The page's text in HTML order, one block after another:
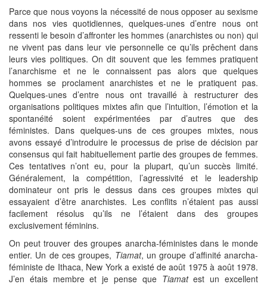
Parce que nous voyons la nécessité de nous opposer au sexisme
dans nos vies quotidiennes, quelques-unes d’entre nous ont
ressenti le besoin d’affronter les hommes (anarchistes ou non) qui
ne vivent pas dans leur vie personnelle ce qu’ils prêchent dans
leurs vies politiques. On dit souvent que les femmes pratiquent
l’anarchisme et ne le connaissent pas alors que quelques
hommes se proclament anarchistes et ne le pratiquent pas.
Quelques-unes d’entre nous ont travaillé à restructurer des
organisations politiques mixtes afin que l’intuition, l’émotion et la
spontanéité soient expérimentées par d’autres que des
féministes. Dans quelques-uns de ces groupes mixtes, nous
avons essayé d’introduire le processus de prise de décision par
consensus qui fait habituellement partie des groupes de femmes.
Ces tentatives n’ont eu, pour la plupart, qu’un succès limité.
Généralement, la compétition, l’agressivité et le leadership
dominateur ont pris le dessus dans ces groupes mixtes qui
essayaient d’être anarchistes. Les conflits n’étaient pas aussi
facilement résolus qu’ils ne l’étaient dans des groupes
exclusivement féminins.
On peut trouver des groupes anarcha-féministes dans le monde
entier. Un de ces groupes, Tiamat, un groupe d’affinité anarcha-
féministe de Ithaca, New York a existé de août 1975 à août 1978.
J’en étais membre et je pense que Tiamatest un excellent